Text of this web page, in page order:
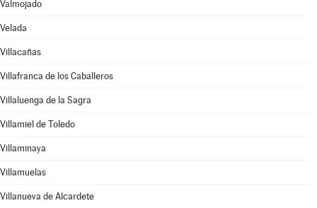
Valmojado
Velada
Villacañas
Villafranca de los Caballeros
Villaluenga de la Sagra
Villamiel de Toledo
Villaminaya
Villamuelas
Villanueva de Alcardete